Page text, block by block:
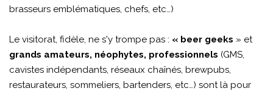
brasseurs emblématiques, chefs, etc…)
Le visitorat, fidèle, ne s'y trompe pas : « beer geeks » et
grands amateurs, néophytes, professionnels (GMS,
cavistes indépendants, réseaux chaînés, brewpubs,
restaurateurs, sommeliers, bartenders, etc…) sont là pour